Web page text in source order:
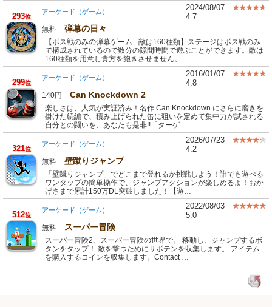
293位
アーケード（ゲーム）
2024/08/07
4.7
無料 弾幕の日々
【ボス戦のみの弾幕ゲーム - 敵は160種類】ステージはボス戦のみ
で構成されているので数分の隙間時間で遊ぶことができます。敵は
160種類を用意し貴方を飽きさせません。…
299位
アーケード（ゲーム）
2016/01/07
4.8
140円 Can Knockdown 2
楽しさは、人気が実証済み！名作 Can Knockdown にさらに磨きを
掛けた続編で、積み上げられた缶に狙いを定めて集中力が試される
自分との闘いを、あなたも是非!!「ターゲ…
321位
アーケード（ゲーム）
2026/07/23
4.2
無料 壁蹴りジャンプ
「壁蹴りジャンプ」でどこまで登れるか挑戦しよう！誰でも遊べる
ワンタップの簡単操作で、ジャンプアクションが楽しめるよ！おか
げさまで累計150万DL突破しました！【遊…
512位
アーケード（ゲーム）
2022/08/03
5.0
無料 スーパー冒険
スーパー冒険2、スーパー冒険の世界で。 移動し、ジャンプするボ
タンをタップ！ 敵を撃つためにサボテンを収集します。 アイテム
を購入するコインを収集します。Contact …